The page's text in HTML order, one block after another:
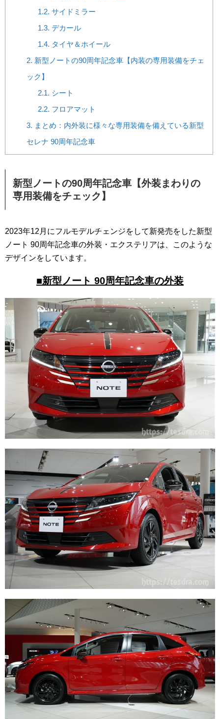
1.2. サイドミラー
1.3. デカール
1.4. タイヤ＆ホイール
2. 新型ノートの90周年記念車【内装の専用装備をチェ
ック】
2.1. シート
2.2. フロアマット
3. まとめ：内外装に様々な専用装備を備えている新型
セレナ 90周年記念車
新型ノートの90周年記念車【外装まわりの
専用装備をチェック】
2023年12月にフルモデルチェンジをして新発売をした新型
ノート 90周年記念車の外装・エクステリアは、このような
デザインをしています。
■新型ノート 90周年記念車の外装